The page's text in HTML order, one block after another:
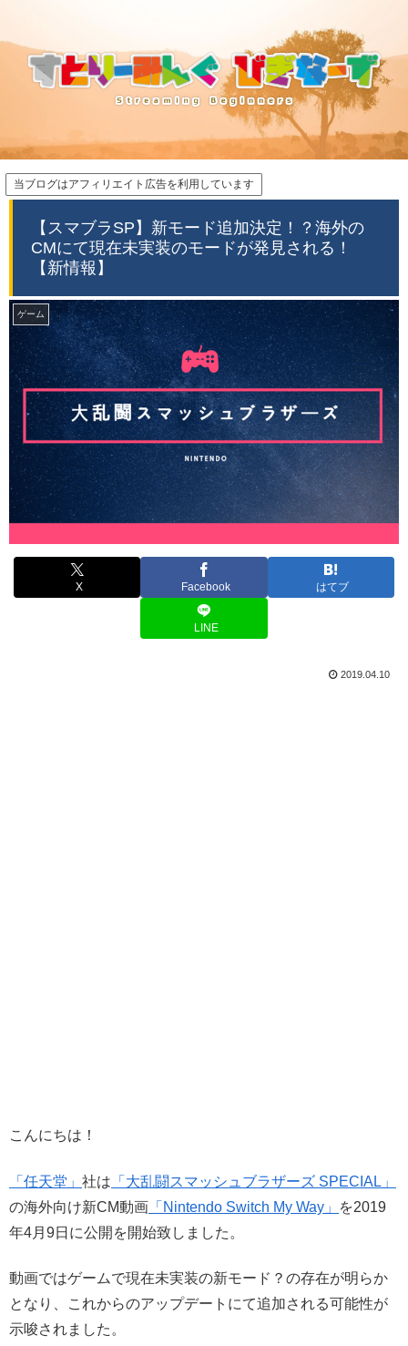
当ブログはアフィリエイト広告を利用しています
【スマブラSP】新モード追加決定！？海外の
CMにて現在未実装のモードが発見される！
【新情報】
ゲーム
X Facebook はてブ
LINE
2019.04.10
こんにちは！
「任天堂」 社は 「大乱闘スマッシュブラザーズ SPECIAL」
の海外向け新CM動画 「Nintendo Switch My Way」
を2019
年4月9日に公開を開始致しました。
動画ではゲームで現在未実装の新モード？の存在が明らか
となり、これからのアップデートにて追加される可能性が
示唆されました。